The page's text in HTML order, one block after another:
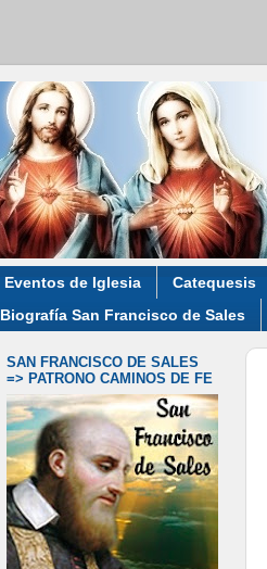
Eventos de Iglesia Catequesis
Biografía San Francisco de Sales
SAN FRANCISCO DE SALES
=> PATRONO CAMINOS DE FE